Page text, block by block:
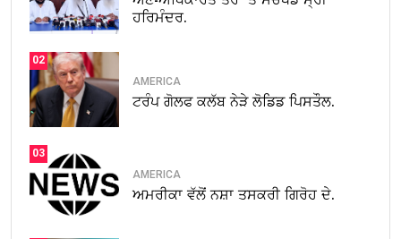
ਹਰਿਮੰਦਰ.
02
AMERICA
ਟਰੰਪ ਗੋਲਫ ਕਲੱਬ ਨੇੜੇ ਲੋਡਿਡ ਪਿਸਤੌਲ.
03
AMERICA
ਅਮਰੀਕਾ ਵੱਲੋਂ ਨਸ਼ਾ ਤਸਕਰੀ ਗਿਰੋਹ ਦੇ.